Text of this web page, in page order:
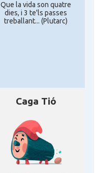
Que la vida son quatre
dies, i 3 te'ls passes
treballant... (Plutarc)
Caga Tió